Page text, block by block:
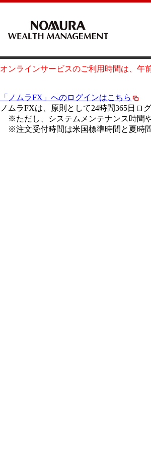
オンラインサービスのご利用時間は、午
「ノムラFX」へのログインはこちら
ノムラFXは、原則として24時間365日ロ
※ただし、システムメンテナンス時間
※注文受付時間は米国標準時間と夏時間